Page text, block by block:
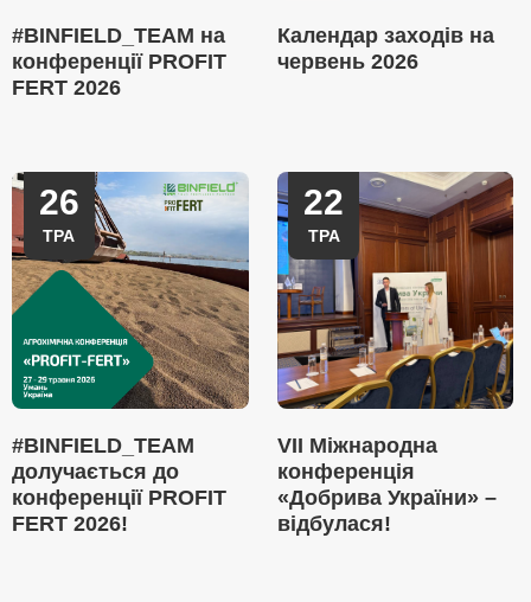
#BINFIELD_TEAM на
конференції PROFIT
FERT 2026
Календар заходів на
червень 2026
26
ТРА
#BINFIELD_TEAM
долучається до
конференції PROFIT
FERT 2026!
22
ТРА
VII Міжнародна
конференція
«Добрива України» –
відбулася!